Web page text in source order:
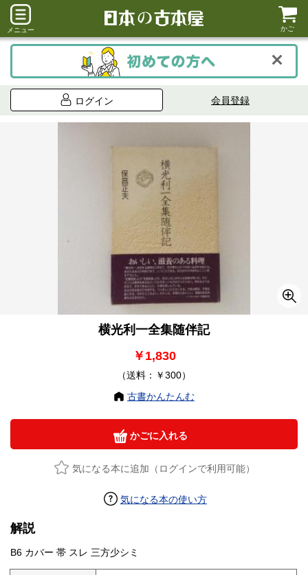
メニュー かご
ログイン 会員登録
横光利一全集随伴記
￥1,830
（送料：￥300）
古書かんたんむ
かごに入れる
気になる本に追加（ログインで利用可能）
気になる本の使い方
解説
B6 カバー 帯 スレ 三方少シミ